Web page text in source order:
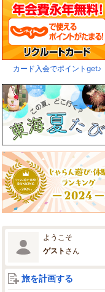
カード入会でポイントget♪
ようこそ
ゲスト さん
旅を計画する